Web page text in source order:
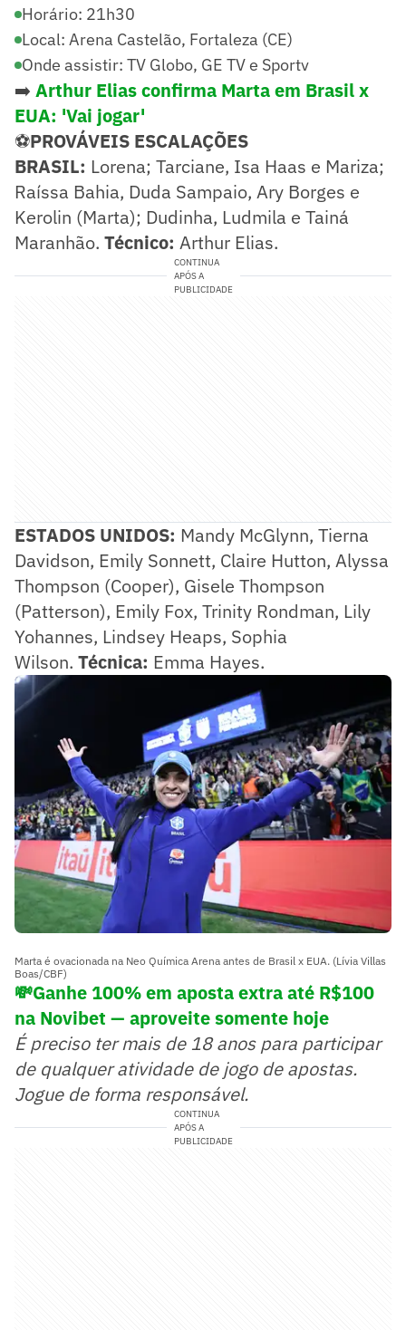
Horário: 21h30
Local: Arena Castelão, Fortaleza (CE)
Onde assistir: TV Globo, GE TV e Sportv
➡️ Arthur Elias confirma Marta em Brasil x
EUA: 'Vai jogar'
⚽PROVÁVEIS ESCALAÇÕES
BRASIL: Lorena; Tarciane, Isa Haas e Mariza;
Raíssa Bahia, Duda Sampaio, Ary Borges e
Kerolin (Marta); Dudinha, Ludmila e Tainá
Maranhão. Técnico: Arthur Elias.
CONTINUA
APÓS A
PUBLICIDADE
ESTADOS UNIDOS: Mandy McGlynn, Tierna
Davidson, Emily Sonnett, Claire Hutton, Alyssa
Thompson (Cooper), Gisele Thompson
(Patterson), Emily Fox, Trinity Rondman, Lily
Yohannes, Lindsey Heaps, Sophia
Wilson. Técnica: Emma Hayes.
Marta é ovacionada na Neo Química Arena antes de Brasil x EUA. (Lívia Villas
Boas/CBF)
💸Ganhe 100% em aposta extra até R$100
na Novibet — aproveite somente hoje
É preciso ter mais de 18 anos para participar
de qualquer atividade de jogo de apostas.
Jogue de forma responsável.
CONTINUA
APÓS A
PUBLICIDADE